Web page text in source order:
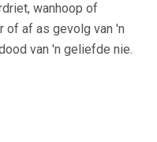
wanhoop of
of af as gevolg van 'n
van 'n geliefde nie.